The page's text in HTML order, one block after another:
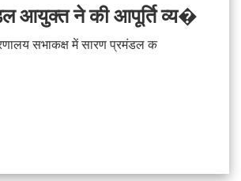
आयुक्त ने की आपूर्ति व्य�
सभाकक्ष में सारण प्रमंडल क